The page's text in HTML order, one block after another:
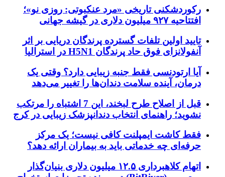
رکوردشکنی تاریخی «مرد عنکبوتی: روزی نو»؛
افتتاحیه ۹۲۷ میلیون دلاری در گیشه جهانی
تایید اولین تلفات گسترده پرندگان دریایی بر اثر
آنفولانزای فوق حاد پرندگان H5N1 در استرالیا
آیا ارتودنسی فقط جنبه زیبایی دارد؟ وقتی یک
درمان، آینده سلامت دندان‌ها را تغییر می‌دهد
قبل از اصلاح طرح لبخند، این 7 اشتباه را مرتکب
نشوید؛ راهنمای انتخاب دندانپزشک زیبایی در کرج
فقط کاشت ایمپلنت کافی نیست؛ یک مرکز
حرفه‌ای چه خدماتی باید به بیماران ارائه دهد؟
اتهام کلاهبرداری ۱۲.۵ میلیون دلاری بنیان‌گذار